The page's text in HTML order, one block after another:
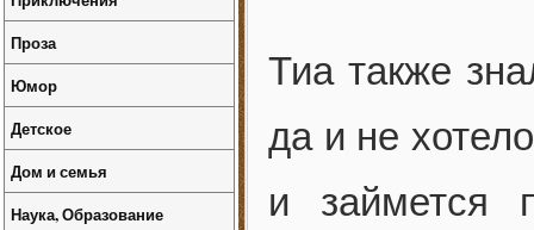
Тиа также
да и не
и займется
Проза
Юмор
Детское
Дом и семья
Наука, Образование